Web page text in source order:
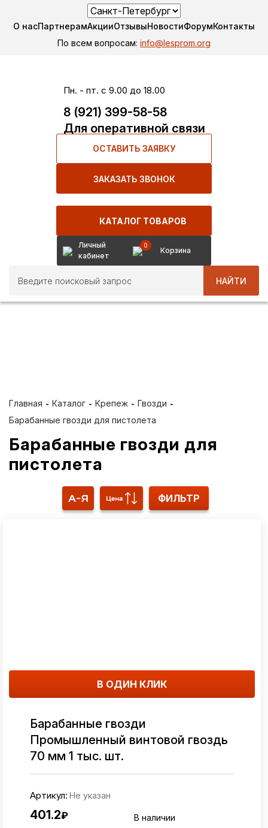
О насПартнерамАкцииОтзывыНовостиФорумКонтакты
По всем вопросам: info@lesprom.org
Пн. - пт. с 9.00 до 18.00
8 (921) 399-58-58
Для оперативной связи
ОСТАВИТЬ ЗАЯВКУ
ЗАКАЗАТЬ ЗВОНОК
КАТАЛОГ ТОВАРОВ
НАЙТИ
Личный
кабинет
0
Корзина
Главная Каталог Крепеж
Гвозди
Барабанные гвозди для пистолета
Барабанные гвозди для
пистолета
ФИЛЬТР
В ОДИН КЛИК
Барабанные гвозди
Промышленный винтовой гвоздь
70 мм 1 тыс. шт.
Артикул: Не указан
401.2₽ В наличии